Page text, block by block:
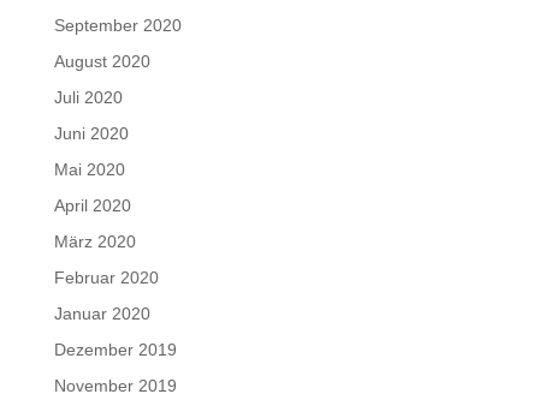
September 2020
August 2020
Juli 2020
Juni 2020
Mai 2020
April 2020
März 2020
Februar 2020
Januar 2020
Dezember 2019
November 2019